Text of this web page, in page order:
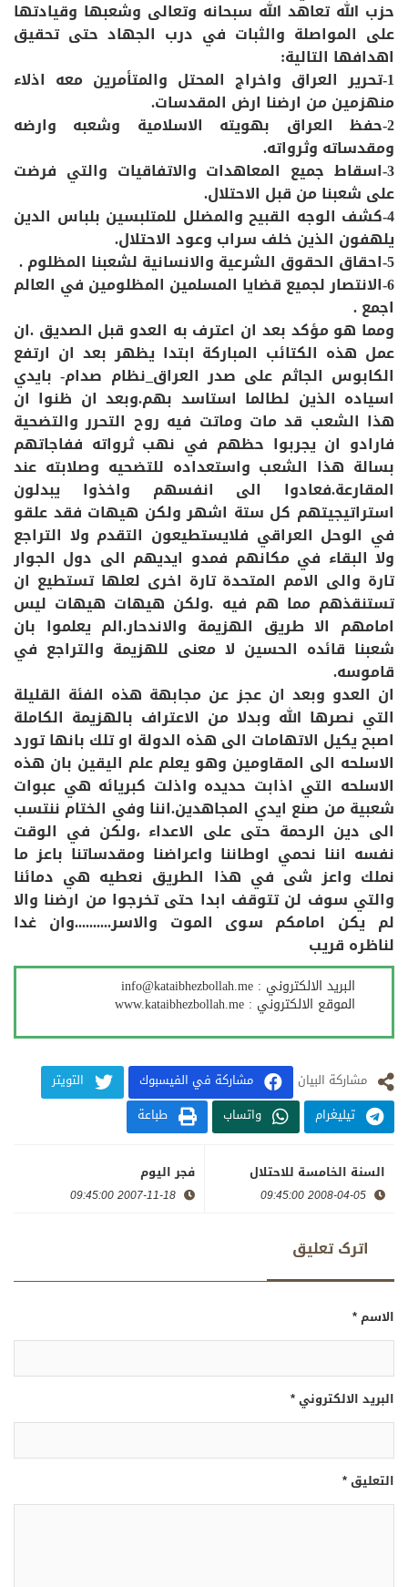
حزب الله تعاهد الله سبحانه وتعالى وشعبها وقيادتها
على المواصلة والثبات في درب الجهاد حتى تحقيق
اهدافها التالية:
1-تحرير العراق واخراج المحتل والمتأمرين معه اذلاء
منهزمين من ارضنا ارض المقدسات.
2-حفظ العراق بهويته الاسلامية وشعبه وارضه
ومقدساته وثرواته.
3-اسقاط جميع المعاهدات والاتفاقيات والتي فرضت
على شعبنا من قبل الاحتلال.
4-كشف الوجه القبيح والمضلل للمتلبسين بلباس الدين
يلهفون الذين خلف سراب وعود الاحتلال.
5-احقاق الحقوق الشرعية والانسانية لشعبنا المظلوم .
6-الانتصار لجميع قضايا المسلمين المظلومين في العالم
اجمع .
ومما هو مؤكد بعد ان اعترف به العدو قبل الصديق .ان
عمل هذه الكتائب المباركة ابتدا يظهر بعد ان ارتفع
الكابوس الجاثم على صدر العراق_نظام صدام- بايدي
اسياده الذين لطالما استاسد بهم.وبعد ان ظنوا ان
هذا الشعب قد مات وماتت فيه روح التحرر والتضحية
فارادو ان يجربوا حظهم في نهب ثرواته ففاجاتهم
بسالة هذا الشعب واستعداده للتضحيه وصلابته عند
المقارعة.فعادوا الى انفسهم واخذوا يبدلون
استراتيجيتهم كل ستة اشهر ولكن هيهات فقد علقو
في الوحل العراقي فلايستطيعون التقدم ولا التراجع
ولا البقاء في مكانهم فمدو ايديهم الى دول الجوار
تارة والى الامم المتحدة تارة اخرى لعلها تستطيع ان
تستنقذهم مما هم فيه .ولكن هيهات هيهات ليس
امامهم الا طريق الهزيمة والاندحار.الم يعلموا بان
شعبنا قائده الحسين لا معنى للهزيمة والتراجع في
قاموسه.
ان العدو وبعد ان عجز عن مجابهة هذه الفئة القليلة
التي نصرها الله وبدلا من الاعتراف بالهزيمة الكاملة
اصبح يكيل الاتهامات الى هذه الدولة او تلك بانها تورد
الاسلحه الى المقاومين وهو يعلم علم اليقين بان هذه
الاسلحه التي اذابت حديده واذلت كبريائه هي عبوات
شعبية من صنع ايدي المجاهدين.اننا وفي الختام ننتسب
الى دين الرحمة حتى على الاعداء ،ولكن في الوقت
نفسه اننا نحمي اوطاننا واعراضنا ومقدساتنا باعز ما
نملك واعز شى في هذا الطريق نعطيه هي دمائنا
والتي سوف لن تتوقف ابدا حتى تخرجوا من ارضنا والا
لم يكن امامكم سوى الموت والاسر..........وان غدا
لناظره قريب
البرید الالكتروني : info@kataibhezbollah.me
الموقع الالكتروني : www.kataibhezbollah.me
مشارکة البيان مشاركة في الفيسبوك
التويتر
تيليغرام
واتساب طباعة
السنة الخامسة للاحتلال
2008-04-05 09:45:00
فجر اليوم
2007-11-18 09:45:00
اترک تعلیق
الاسم *
البريد الالكتروني *
التعليق *